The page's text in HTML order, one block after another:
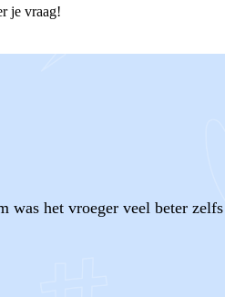
je vraag!
het vroeger veel beter